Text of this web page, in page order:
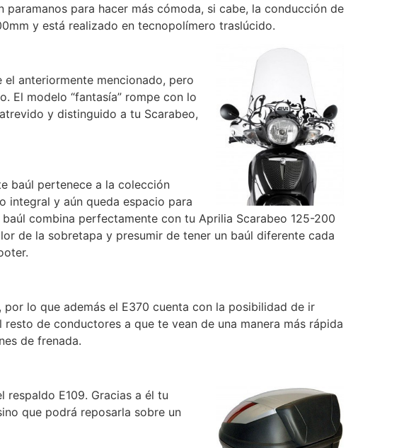
para hacer más cómoda, si cabe, la conducción de
y está realizado en tecnopolímero traslúcido.
el anteriormente mencionado, pero
El modelo “fantasía” rompe con lo
y distinguido a tu Scarabeo,
baúl pertenece a la colección
integral y aún queda espacio para
combina perfectamente con tu Aprilia Scarabeo 125-200
de la sobretapa y presumir de tener un baúl diferente cada
lo que además el E370 cuenta con la posibilidad de ir
de conductores a que te vean de una manera más rápida
de frenada.
E109. Gracias a él tu
que podrá reposarla sobre un